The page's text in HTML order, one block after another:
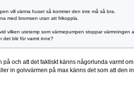
vill värma huset så kommer den inte må så bra.
med bromsen utan att frikoppla.
vilken utetemp som värmepumpen stoppar värmningen
det blir för varmt inne?
och att det faktiskt känns någorlunda varmt
in golvvärmen på max känns det som att den